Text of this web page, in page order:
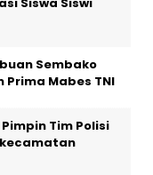
Siswa Siswi
Sembako
Mabes TNI
Tim Polisi